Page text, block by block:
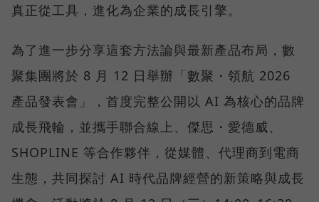
真正從工具，進化為企業的成長引擎。
為了進一步分享這套方法論與最新產品布局，數
聚集團將於 8 月 12 日舉辦「數聚・領航 2026
產品發表會」，首度完整公開以 AI 為核心的品牌
成長飛輪，並攜手聯合線上、傑思・愛德威、
SHOPLINE 等合作夥伴，從媒體、代理商到電商
生態，共同探討 AI 時代品牌經營的新策略與成長